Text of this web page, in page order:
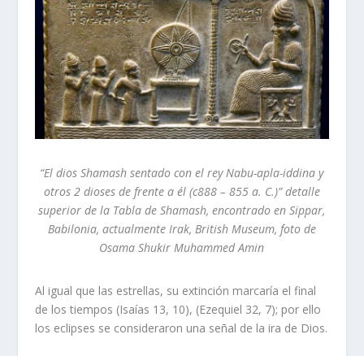
“El dios Shamash sentado con el rey Nabu-apla-iddina y
otros 2 dioses de frente a él (c888 – 855 a. C.)” detalle
superior de la Tabla de Shamash, encontrado en Sippar,
Babilonia, actualmente Irak, British Museum, foto de
Osama Shukir Muhammed Amin
Al igual que las estrellas, su extinción marcaría el final
de los tiempos (Isaías 13, 10), (Ezequiel 32, 7); por ello
los eclipses se consideraron una señal de la ira de Dios.